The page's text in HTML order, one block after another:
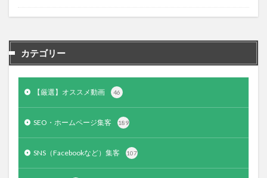
カテゴリー
【厳選】オススメ動画 46
SEO・ホームページ集客 189
SNS（Facebookなど）集客 107